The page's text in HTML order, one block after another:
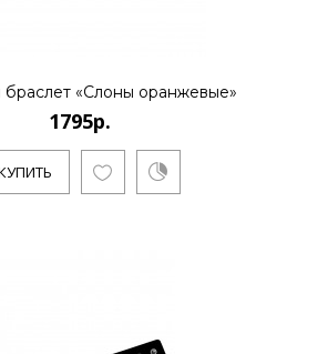
КУПИТЬ
«Слоны оранжевые»
1795р.